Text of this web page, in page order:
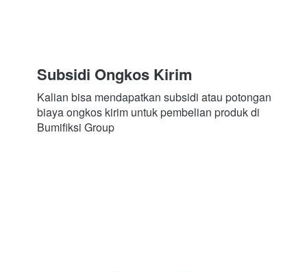
Subsidi Ongkos Kirim
Kalian bisa mendapatkan subsidi atau potongan
biaya ongkos kirim untuk pembelian produk di
Bumifiksi Group